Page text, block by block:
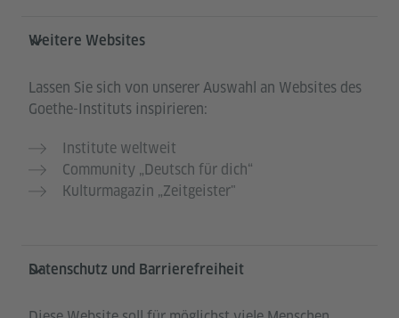
Weitere Websites
Lassen Sie sich von unserer Auswahl an Websites des
Goethe-Instituts inspirieren:
Institute weltweit
Community „Deutsch für dich“
Kulturmagazin „Zeitgeister"
Datenschutz und Barrierefreiheit